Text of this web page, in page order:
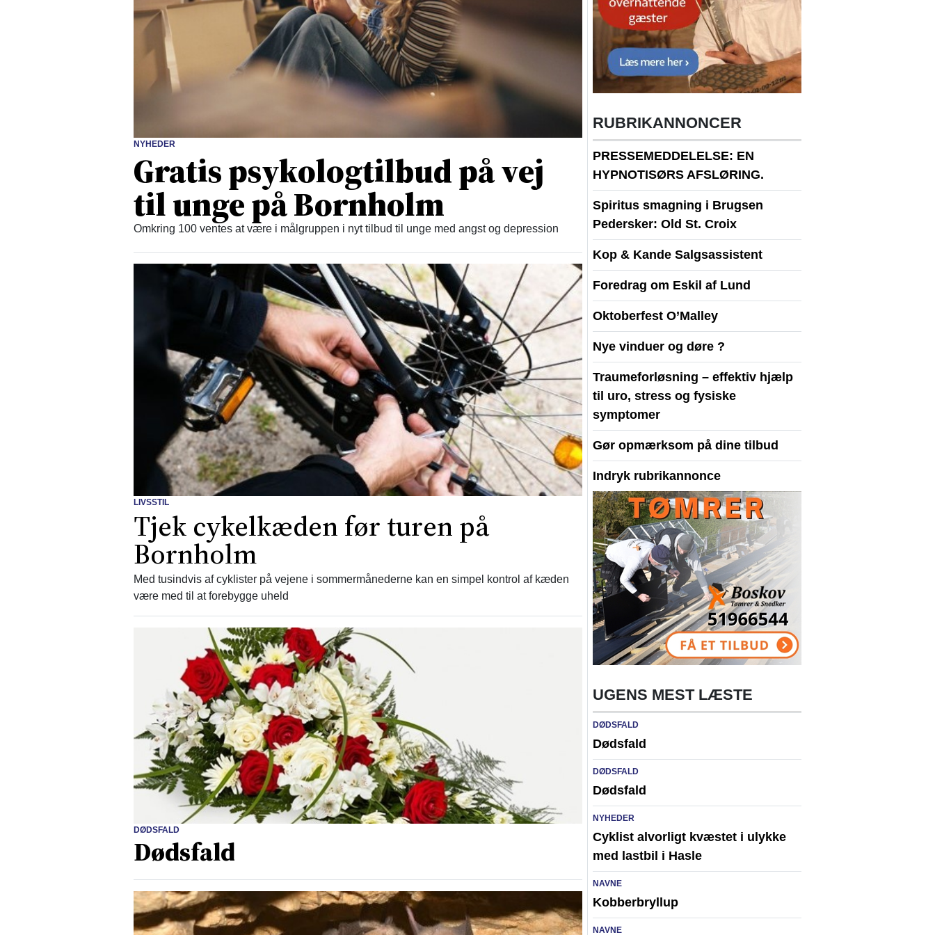
NYHEDER
Gratis psykologtilbud på vej
til unge på Bornholm
Omkring 100 ventes at være i målgruppen i nyt tilbud til unge med angst og depression
LIVSSTIL
Tjek cykelkæden før turen på
Bornholm
Med tusindvis af cyklister på vejene i sommermånederne kan en simpel kontrol af kæden
være med til at forebygge uheld
DØDSFALD
Dødsfald
RUBRIKANNONCER
PRESSEMEDDELELSE: EN
HYPNOTISØRS AFSLØRING.
Spiritus smagning i Brugsen
Pedersker: Old St. Croix
Kop & Kande Salgsassistent
Foredrag om Eskil af Lund
Oktoberfest O’Malley
Nye vinduer og døre ?
Traumeforløsning – effektiv hjælp
til uro, stress og fysiske
symptomer
Gør opmærksom på dine tilbud
Indryk rubrikannonce
UGENS MEST LÆSTE
DØDSFALD
Dødsfald
DØDSFALD
Dødsfald
NYHEDER
Cyklist alvorligt kvæstet i ulykke
med lastbil i Hasle
NAVNE
Kobberbryllup
NAVNE